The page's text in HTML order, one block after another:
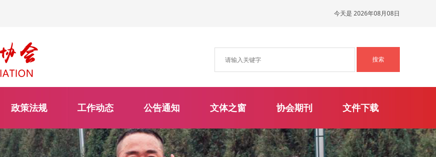
今天是 2026年08月08日
政策法规 工作动态 公告通知 文体之窗 协会期刊 文件下载